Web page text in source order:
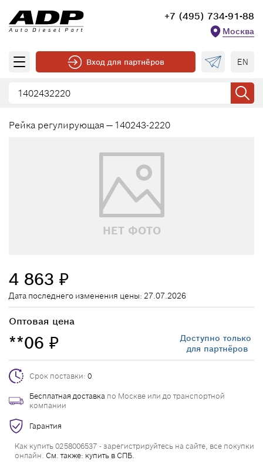
+7 (495) 734-91-88
Москва
Вход для партнёров EN
Рейка регулирующая — 140243-2220
НЕТ ФОТО
4 863 ₽
Дата последнего изменения цены: 27.07.2026
Оптовая цена
**06 ₽
Доступно только
для партнёров
Срок поставки: 0
Бесплатная доставка по Москве или до транспортной
компании
Гарантия
Как купить 0258006537 - зарегистрируйтесь на сайте, все покупки
онлайн. См. также: купить в СПБ.